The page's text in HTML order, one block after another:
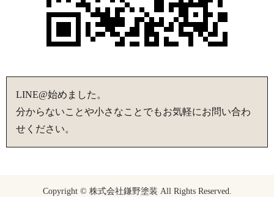
LINE@始めました。
分からないことや小さなことでもお気軽にお問い合わ
せください。
Copyright © 株式会社鎌野塗装 All Rights Reserved.